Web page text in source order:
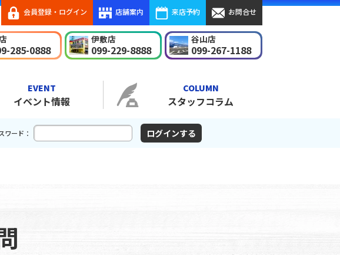
会員登録・ログイン 店舗案内 来店予約 お問合せ
285-0888
伊敷店
099-229-8888
谷山店
099-267-1188
イベント情報
EVENT
スタッフコラム
COLUMN
ワード：